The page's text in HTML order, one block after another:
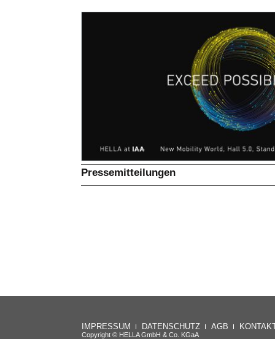
Pressemitteilungen
IMPRESSUM DATENSCHUTZ AGB
Copyright © HELLA GmbH & Co. KGaA